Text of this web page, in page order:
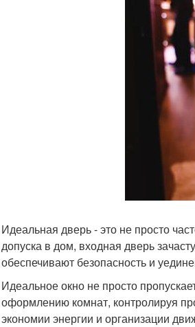
Идеальная дверь - это не просто
допуска в дом, входная дверь
обеспечивают безопасность и
Идеальное окно не просто
оформлению комнат, контролируя
экономии энергии и организации